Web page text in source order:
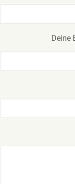
Deine